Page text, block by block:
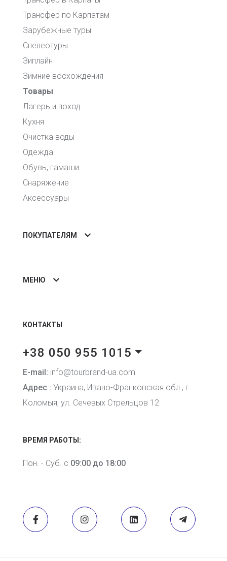
Трансфер по Карпатам
Зарубежные туры
Спелеотуры
Зиплайн
Зимние восхождения
Товары
Лагерь и поход
Кухня
Очистка воды
Одежда
Обувь, гамаши
Снаряжение
Аксессуары
ПОКУПАТЕЛЯМ
МЕНЮ
КОНТАКТЫ
+38 050 955 1015
E-mail: info@tourbrand-ua.com
Адрес : Украина, Ивано-Франковская обл., г.
Коломыя, ул. Сечевых Стрельцов 12
ВРЕМЯ РАБОТЫ:
Пон. - Суб. с 09:00 до 18:00